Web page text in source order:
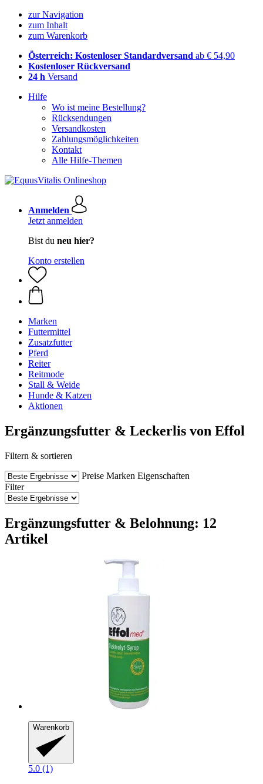
zur Navigation
zum Inhalt
zum Warenkorb
Österreich: Kostenloser Standardversand ab € 54,90
Kostenloser Rückversand
24 h Versand
Hilfe
Wo ist meine Bestellung?
Rücksendungen
Versandkosten
Zahlungsmöglichkeiten
Kontakt
Alle Hilfe-Themen
Anmelden
Jetzt anmelden
Bist du neu hier?
Konto erstellen
Marken
Futtermittel
Zusatzfutter
Pferd
Reiter
Reitmode
Stall & Weide
Hunde & Katzen
Aktionen
Ergänzungsfutter & Leckerlis von Effol
Filtern & sortieren
Preise Marken Eigenschaften
Filter
Ergänzungsfutter & Belohnung: 12
Artikel
Warenkorb
5.0 (1)